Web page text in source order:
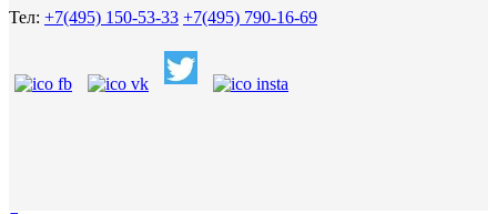
Тел: +7(495) 150-53-33 +7(495) 790-16-69